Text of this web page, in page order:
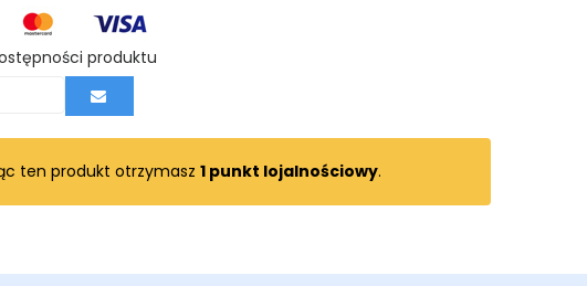
produktu
ten produkt otrzymasz 1punkt lojalnościowy.